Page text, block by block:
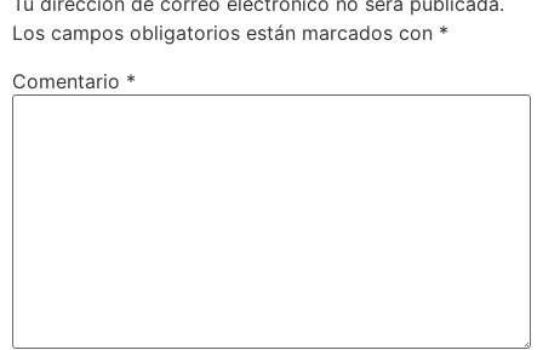
Los campos obligatorios están marcados con *
Comentario *